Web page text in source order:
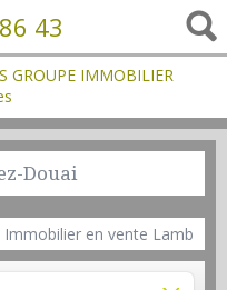
43
Douai
Immobilier en vente Lambres-